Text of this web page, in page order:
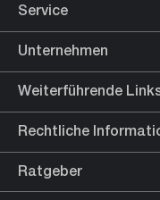
Service
Unternehmen
Weiterführende
Rechtliche
Ratgeber